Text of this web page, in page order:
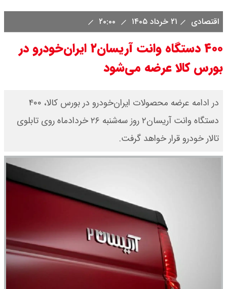
اقتصادی ۲۱ خرداد ۱۴۰۵
۴۰۰ دستگاه وانت آریسان۲ ایران‌خودرو در
بورس کالا عرضه می‌شود
در ادامه عرضه محصولات ایران‌خودرو در بورس کالا، ۴۰۰
دستگاه وانت آریسان۲ روز سه‌شنبه ۲۶ خردادماه روی تابلوی
تالار خودرو قرار خواهد گرفت.